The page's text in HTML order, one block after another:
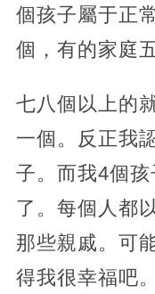
個孩子屬于正
個，有的家庭
七八個以上的
一個。反正我
子。而我4個
了。每個人都
那些親戚。可
得我很幸福吧